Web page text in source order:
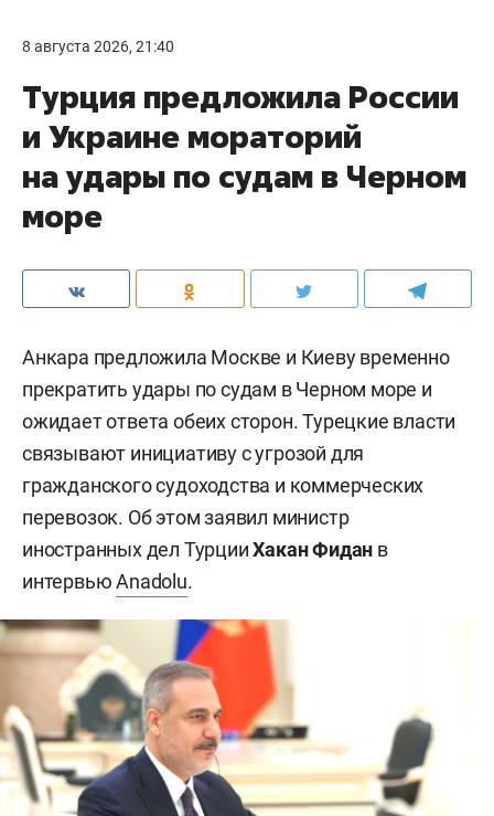
8 августа 2026, 21:40
Турция предложила России
и Украине мораторий
на удары по судам в Черном
море
Анкара предложила Москве и Киеву временно
прекратить удары по судам в Черном море и
ожидает ответа обеих сторон. Турецкие власти
связывают инициативу с угрозой для
гражданского судоходства и коммерческих
перевозок. Об этом заявил министр
иностранных дел ТурцииХакан Фидан в
интервьюAnadolu.